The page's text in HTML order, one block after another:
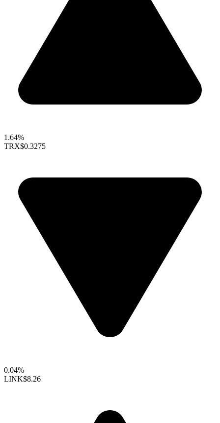
1.64%
TRX$0.3275
0.04%
LINK$8.26